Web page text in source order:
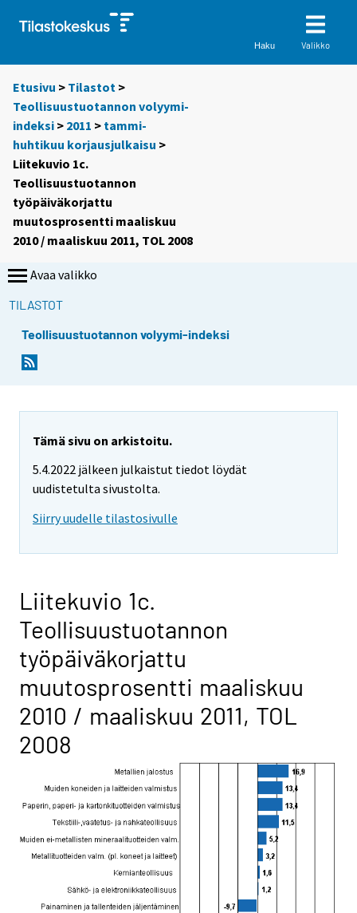
Haku Valikko
Etusivu > Tilastot >
Teollisuustuotannon volyymi-
indeksi > 2011 > tammi-
huhtikuu korjausjulkaisu >
Liitekuvio 1c.
Teollisuustuotannon
työpäiväkorjattu
muutosprosentti maaliskuu
2010 / maaliskuu 2011, TOL 2008
Avaa valikko
TILASTOT
Teollisuustuotannon volyymi-indeksi
Tämä sivu on arkistoitu.
5.4.2022 jälkeen julkaistut tiedot löydät
uudistetulta sivustolta.
Siirry uudelle tilastosivulle
Liitekuvio 1c.
Teollisuustuotannon
työpäiväkorjattu
muutosprosentti maaliskuu
2010 / maaliskuu 2011, TOL
2008